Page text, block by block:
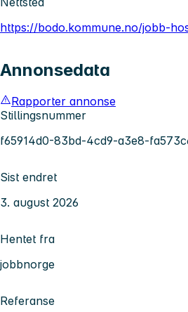
https://bodo.kommune.no/jobb-
Annonsedata
Rapporter annonse
Stillingsnummer
f65914d0-83bd-4cd9-a3e8-
Sist endret
3. august 2026
Hentet fra
jobbnorge
Referanse